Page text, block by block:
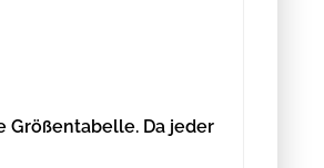
Größentabelle. Da jeder